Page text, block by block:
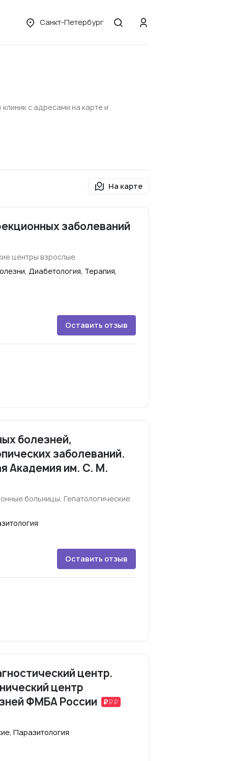
Санкт-Петербург
с адресами на карте и
На карте
заболеваний
центры взрослые
Диабетология, Терапия,
Оставить отзыв
болезней,
заболеваний.
Академия им. С. М.
больницы, Гепатологические
Оставить отзыв
центр.
центр
ФМБА России
Паразитология